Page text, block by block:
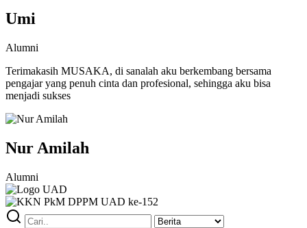
Umi
Alumni
Terimakasih MUSAKA, di sanalah aku berkembang bersama
pengajar yang penuh cinta dan profesional, sehingga aku bisa
menjadi sukses
Nur Amilah
Alumni